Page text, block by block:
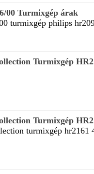
00 Turmixgép árak
turmixgép philips
Turmixgép
Turmixgép
turmixgép hr2161